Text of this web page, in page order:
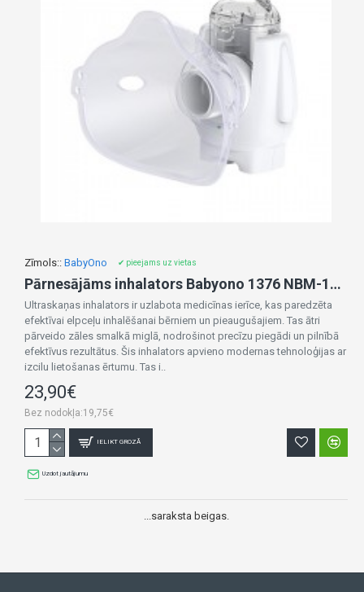
Zīmols:: BabyOno ✔ pieejams uz vietas
Pārnesājāms inhalators Babyono 1376 NBM-11 (1376)
Ultraskaņas inhalators ir uzlabota medicīnas ierīce, kas paredzēta
efektīvai elpceļu inhalēšanai bērniem un pieaugušajiem. Tas ātri
pārveido zāles smalkā miglā, nodrošinot precīzu piegādi un pilnībā
efektīvus rezultātus. Šis inhalators apvieno modernas tehnoloģijas ar
izcilu lietošanas ērtumu. Tas i..
23,90€
Bez nodokļa:19,75€
IELIKT GROZĀ
Uzdot jautājumu
...saraksta beigas.